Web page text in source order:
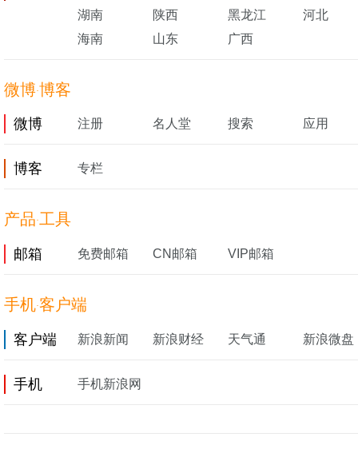
湖南
陕西 黑龙江
河北
海南
山东 广西
微博·博客
微博 注册 名人堂 搜索 应用
博客 专栏
产品·工具
邮箱 免费邮箱 CN邮箱 VIP邮箱
手机·客户端
客户端 新浪新闻 新浪财经 天气通 新浪微盘
手机 手机新浪网